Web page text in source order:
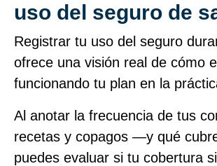
uso del seguro de
Registrar tu uso del seguro
ofrece una visión real de cómo
funcionando tu plan en la
Al anotar la frecuencia de tus
recetas y copagos —y qué
puedes evaluar si tu cobertura